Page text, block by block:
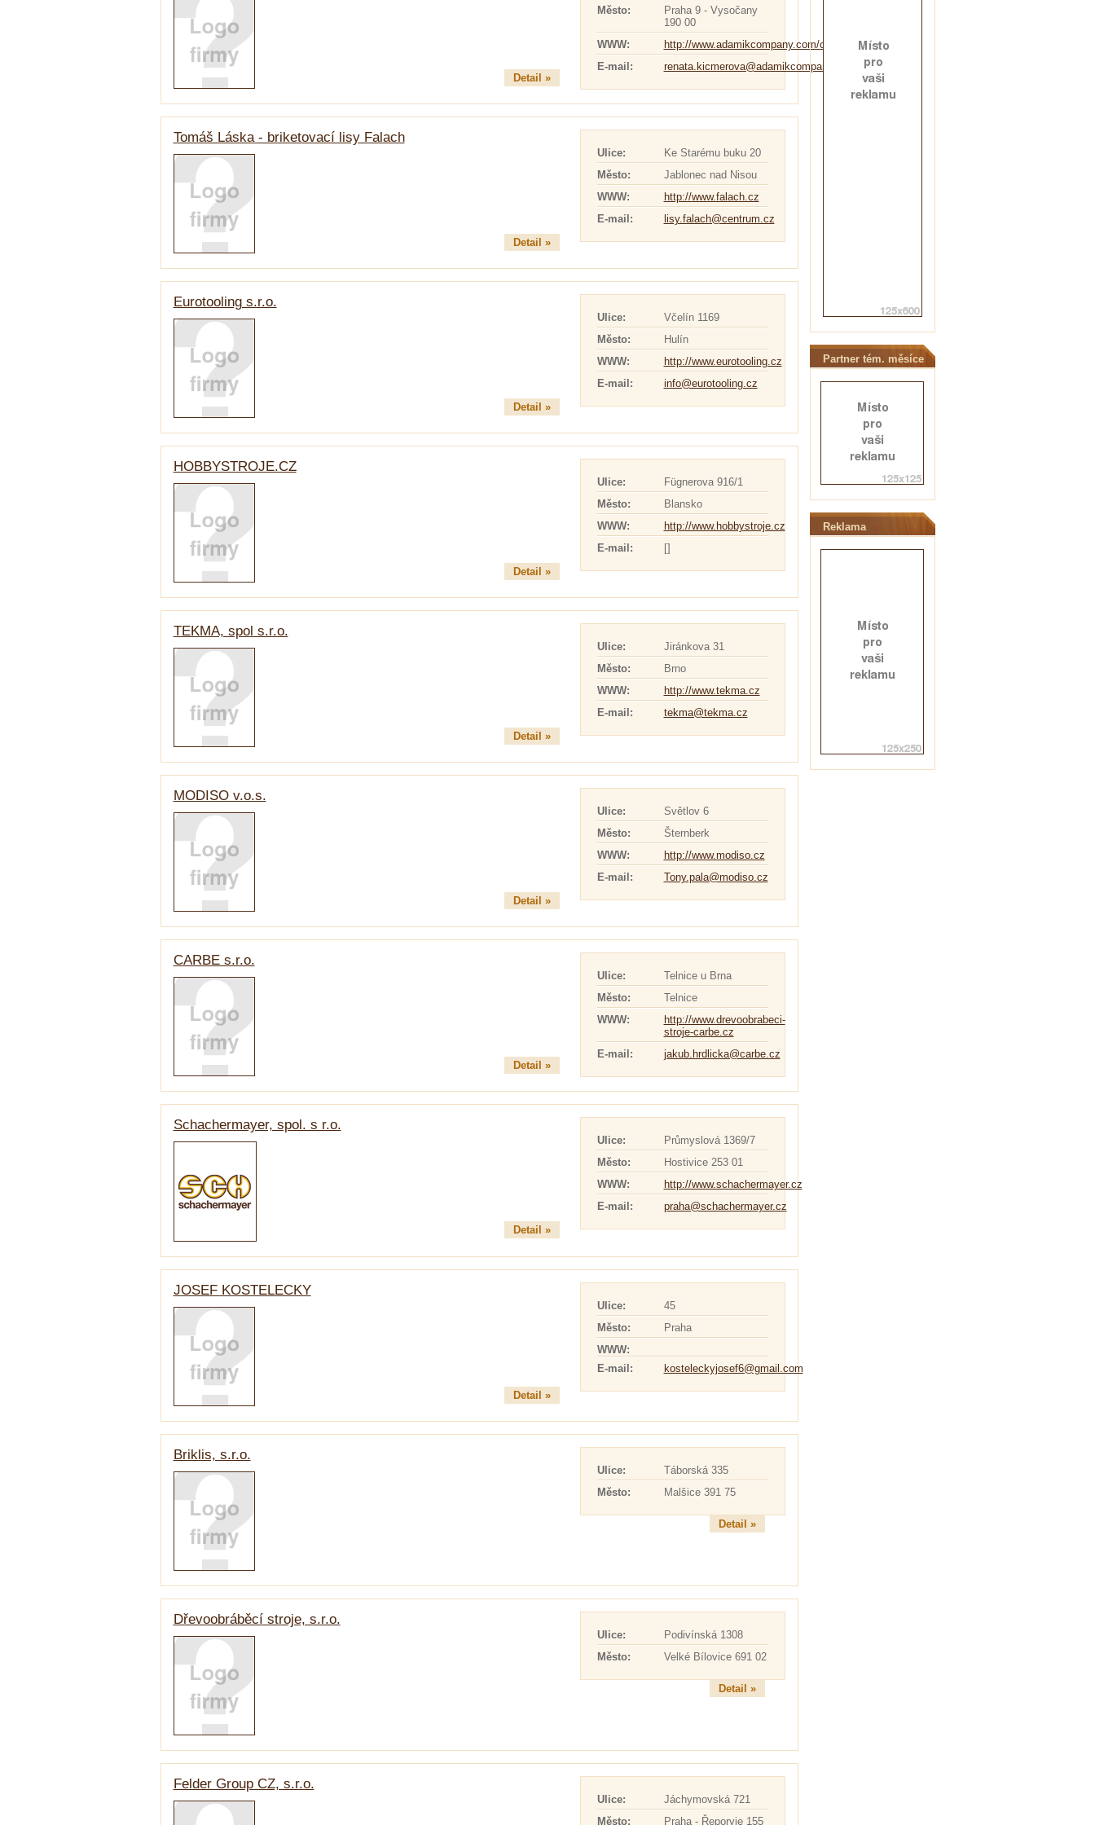
Město:
Praha 9 - Vysočany
190 00
WWW:
http://www.adamikcompany.com/cs/
E-mail:
renata.kicmerova@adamikcompany.com
Detail »
Tomáš Láska - briketovací lisy Falach
Ulice:
Ke Starému buku 20
Město:
Jablonec nad Nisou
WWW:
http://www.falach.cz
E-mail:
lisy.falach@centrum.cz
Detail »
Eurotooling s.r.o.
Ulice:
Včelín 1169
Město:
Hulín
WWW:
http://www.eurotooling.cz
E-mail:
info@eurotooling.cz
Detail »
HOBBYSTROJE.CZ
Ulice:
Fügnerova 916/1
Město:
Blansko
WWW:
http://www.hobbystroje.cz
E-mail:
[]
Detail »
TEKMA, spol s.r.o.
Ulice:
Jiránkova 31
Město:
Brno
WWW:
http://www.tekma.cz
E-mail:
tekma@tekma.cz
Detail »
MODISO v.o.s.
Ulice:
Světlov 6
Město:
Šternberk
WWW:
http://www.modiso.cz
E-mail:
Tony.pala@modiso.cz
Detail »
CARBE s.r.o.
Ulice:
Telnice u Brna
Město:
Telnice
WWW:
http://www.drevoobrabeci-
stroje-carbe.cz
E-mail:
jakub.hrdlicka@carbe.cz
Detail »
Schachermayer, spol. s r.o.
Ulice:
Průmyslová 1369/7
Město:
Hostivice 253 01
WWW:
http://www.schachermayer.cz
E-mail:
praha@schachermayer.cz
Detail »
JOSEF KOSTELECKY
Ulice:
45
Město:
Praha
WWW:
E-mail:
kosteleckyjosef6@gmail.com
Detail »
Briklis, s.r.o.
Ulice:
Táborská 335
Město:
Malšice 391 75
Detail »
Dřevoobráběcí stroje, s.r.o.
Ulice:
Podivínská 1308
Město:
Velké Bílovice 691 02
Detail »
Felder Group CZ, s.r.o.
Ulice:
Jáchymovská 721
Město:
Praha - Řeporyje 155
Partner tém. měsíce
Reklama